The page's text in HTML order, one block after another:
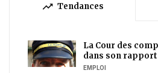
trending_up Tendances
La Cour des
dans son rapport
EMPLOI